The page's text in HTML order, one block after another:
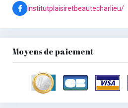
institutplaisiretbeautecharlieu/
Moyens de paiement